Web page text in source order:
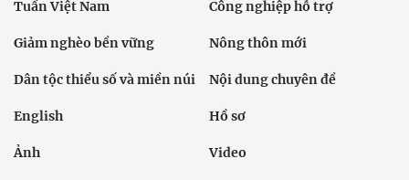
Tuần Việt Nam Công nghiệp hỗ trợ
Giảm nghèo bền vững Nông thôn mới
Dân tộc thiểu số và miền núi Nội dung chuyên đề
English Hồ sơ
Ảnh Video